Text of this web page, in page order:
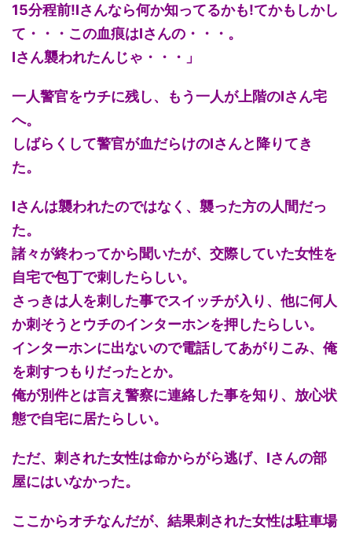
15分程前!Iさんなら何か知ってるかも!てかもしかし
て・・・この血痕はIさんの・・・。
Iさん襲われたんじゃ・・・」
一人警官をウチに残し、もう一人が上階のIさん宅
へ。
しばらくして警官が血だらけのIさんと降りてき
た。
Iさんは襲われたのではなく、襲った方の人間だっ
た。
諸々が終わってから聞いたが、交際していた女性を
自宅で包丁で刺したらしい。
さっきは人を刺した事でスイッチが入り、他に何人
か刺そうとウチのインターホンを押したらしい。
インターホンに出ないので電話してあがりこみ、俺
を刺すつもりだったとか。
俺が別件とは言え警察に連絡した事を知り、放心状
態で自宅に居たらしい。
ただ、刺された女性は命からがら逃げ、Iさんの部
屋にはいなかった。
ここからオチなんだが、結果刺された女性は駐車場